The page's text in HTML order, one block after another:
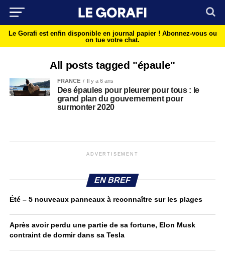
Le Gorafi est enfin disponible en journal papier ! Abonnez-vous ou
on tue votre chat.
All posts tagged "épaule"
FRANCE Il y a 6 ans
Des épaules pour pleurer pour tous : le
grand plan du gouvernement pour
surmonter 2020
ADVERTISEMENT
EN BREF
Été – 5 nouveaux panneaux à reconnaître sur les plages
Après avoir perdu une partie de sa fortune, Elon Musk
contraint de dormir dans sa Tesla